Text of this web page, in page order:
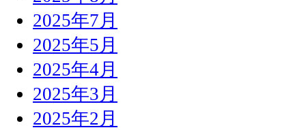
2025年7月
2025年5月
2025年4月
2025年3月
2025年2月